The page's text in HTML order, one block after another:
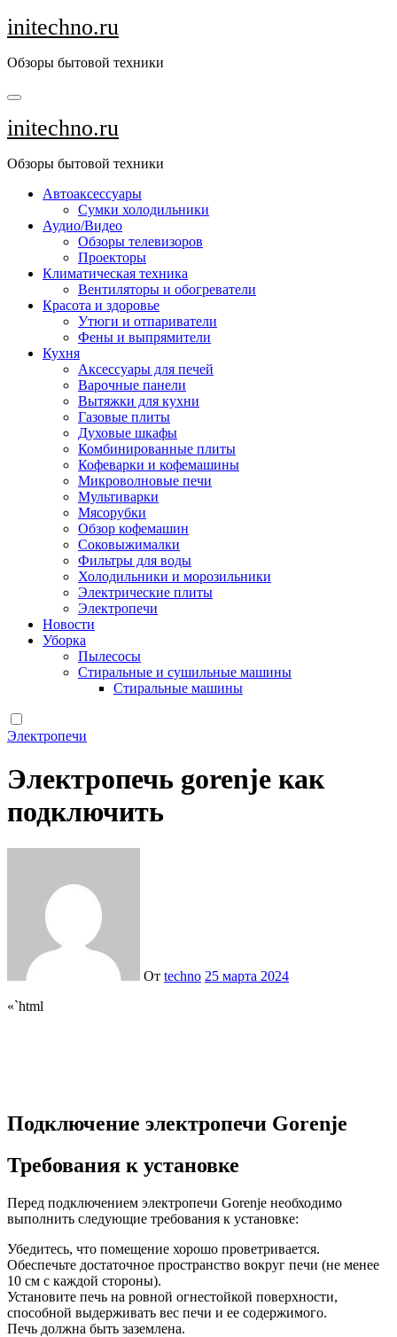
Перейти
к
initechno.ru
Обзоры бытовой техники
initechno.ru
Обзоры бытовой техники
Автоаксессуары
Сумки холодильники
Аудио/Видео
Обзоры телевизоров
Проекторы
Климатическая техника
Вентиляторы и обогреватели
Красота и здоровье
Утюги и отпариватели
Фены и выпрямители
Кухня
Аксессуары для печей
Варочные панели
Вытяжки для кухни
Газовые плиты
Духовые шкафы
Комбинированные плиты
Кофеварки и кофемашины
Микроволновые печи
Мультиварки
Мясорубки
Обзор кофемашин
Соковыжималки
Фильтры для воды
Холодильники и морозильники
Электрические плиты
Электропечи
Новости
Уборка
Пылесосы
Стиральные и сушильные машины
Стиральные машины
Электропечи
Электропечь gorenje как
подключить
От techno 25 марта 2024
«`html
Подключение электропечи Gorenje
Требования к установке
Перед подключением электропечи Gorenje необходимо
выполнить следующие требования к установке:
Убедитесь, что помещение хорошо проветривается.
Обеспечьте достаточное пространство вокруг печи (не менее
10 см с каждой стороны).
Установите печь на ровной огнестойкой поверхности,
способной выдерживать вес печи и ее содержимого.
Печь должна быть заземлена.